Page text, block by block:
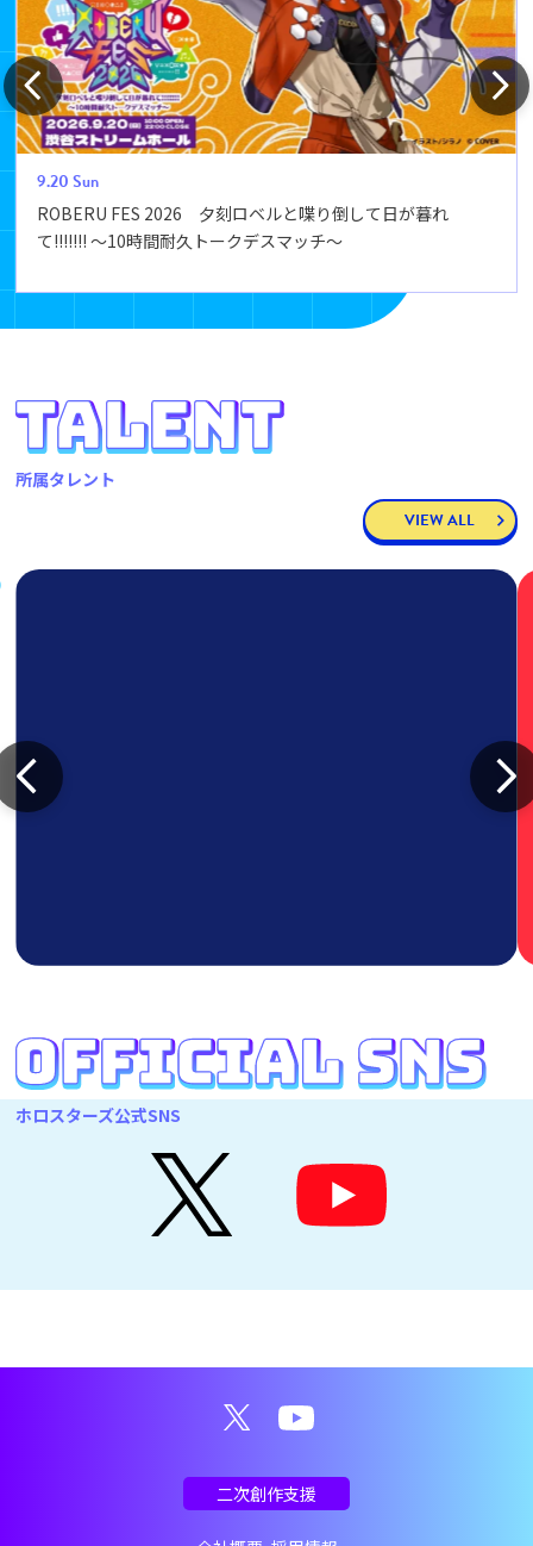
9.20Sun
ROBERU FES 2026 夕刻ロベルと喋り倒して日が暮れ
て!!!!!!! ～10時間耐久トークデスマッチ～
所属タレント
VIEW ALL
ホロスターズ公式SNS
二次創作支援